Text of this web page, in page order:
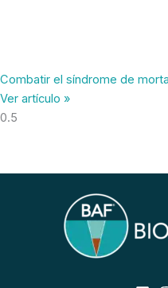
Combatir el síndrome de
Ver artículo »